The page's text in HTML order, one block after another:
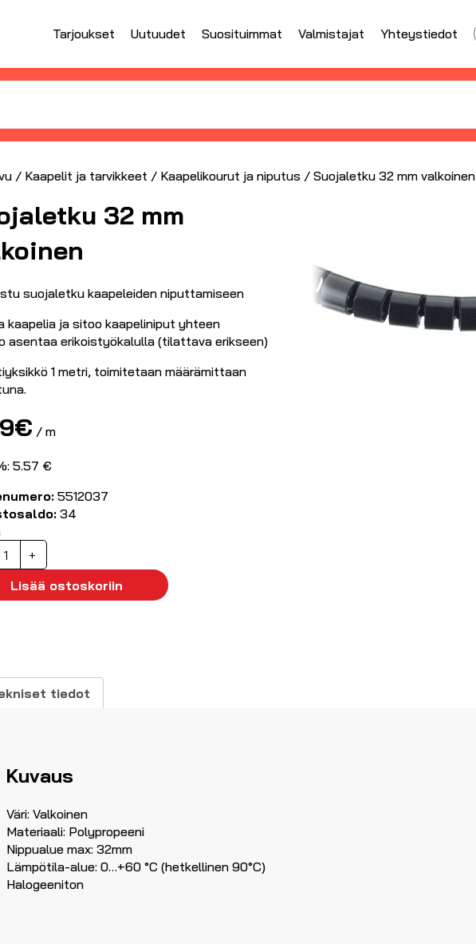
Tarjoukset Uutuudet Suosituimmat Valmistajat Yhteystiedot
/ Kaapelit ja tarvikkeet / Kaapelikourut ja niputus / Suojaletku 32 mm valkoinen
32 mm
suojaletku kaapeleiden niputtamiseen
kaapelia ja sitoo kaapeliniput yhteen
asentaa erikoistyökalulla (tilattava erikseen)
1 metri, toimitetaan määrämittaan
€ / m
5.57 €
5512037
34
+
Lisää ostoskoriin
tiedot
Kuvaus
Väri: Valkoinen
Materiaali: Polypropeeni
Nippualue max: 32mm
Lämpötila-alue: 0…+60 °C (hetkellinen 90°C)
Halogeeniton